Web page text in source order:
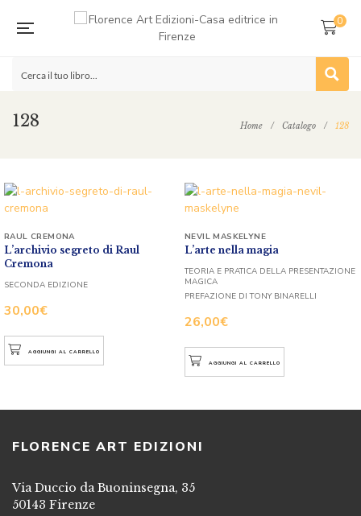
0
128 Home / Catalogo / 128
L’archivio segreto di Raul
Cremona
30,00€
RAUL CREMONA
SECONDA EDIZIONE
AGGIUNGI AL CARRELLO
L’arte nella magia
26,00€
NEVIL MASKELYNE
TEORIA E PRATICA DELLA PRESENTAZIONE
MAGICA
PREFAZIONE DI TONY BINARELLI
AGGIUNGI AL CARRELLO
FLORENCE ART EDIZIONI
Via Duccio da Buoninsegna, 35
50143 Firenze